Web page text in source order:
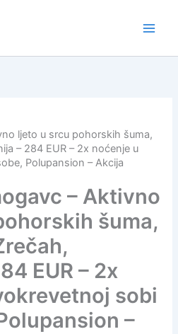
ljeto u srcu pohorskih šuma,
– 284 EUR – 2x noćenje u
Polupansion – Akcija
– Aktivno
šuma,
EUR – 2x
sobi
–